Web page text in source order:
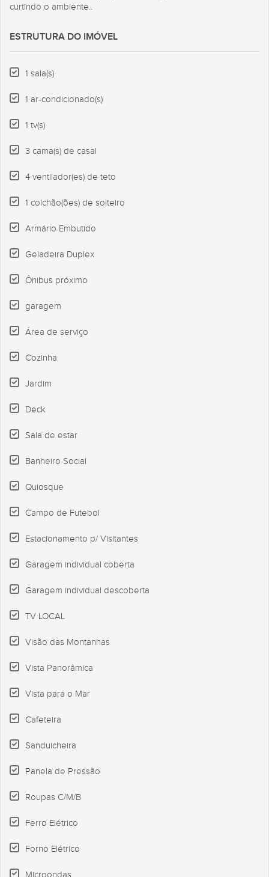
curtindo o ambiente..
ESTRUTURA DO IMÓVEL
1 sala(s)
1 ar-condicionado(s)
1 tv(s)
3 cama(s) de casal
4 ventilador(es) de teto
1 colchão(ões) de solteiro
Armário Embutido
Geladeira Duplex
Ônibus próximo
garagem
Área de serviço
Cozinha
Jardim
Deck
Sala de estar
Banheiro Social
Quiosque
Campo de Futebol
Estacionamento p/ Visitantes
Garagem individual coberta
Garagem individual descoberta
TV LOCAL
Visão das Montanhas
Vista Panorâmica
Vista para o Mar
Cafeteira
Sanduicheira
Panela de Pressão
Roupas C/M/B
Ferro Elétrico
Forno Elétrico
Microondas